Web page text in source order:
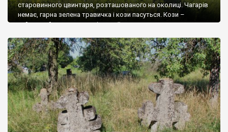
старовинного цвинтаря, розташованого на околиці. Чагарів
немає, гарна зелена травичка і кози пасуться. Кози –
найкращий регулятор шкідливої, для старих кладовищ,
бруньками, кози ті бруньки обгризають, бо то улюблений
делікатес. На цвинтарі у Голубечому ціла колекція
різноманітних форм хрестів. Село відносно невелике, […]